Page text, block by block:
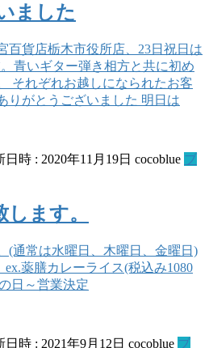
ました
百貨店栃木市役所店、23日祝日は
青いギター弾き相方と共に初め
それぞれお越しになられたお客
りがとうございました 明日は
日時 : 2020年11月19日 cocoblue ブ
ます。
(通常は水曜日、木曜日、金曜日)
薬膳カレーライス(税込み1080
日～営業決定
日時 : 2021年9月12日 cocoblue ブ